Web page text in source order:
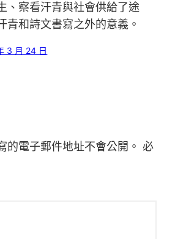
、察看汗青與社會供給了途
青和詩文書寫之外的意義。
3 月 24 日
的電子郵件地址不會公開。 必